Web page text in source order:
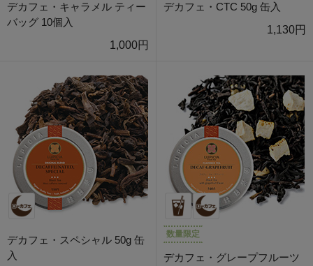
デカフェ・キャラメル ティー
バッグ 10個入
1,000円
デカフェ・CTC 50g 缶入
1,130円
デカフェ・スペシャル 50g 缶
入
数量限定
デカフェ・グレープフルーツ